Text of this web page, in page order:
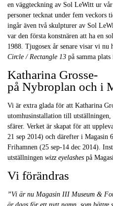
en väggteckning av Sol LeWitt ur
personer tecknat under fem veckors
ingår även två skulpturer av Sol
var den första konstnären att ha en
1988. Tjugosex år senare visar vi nu
Circle / Rectangle 13 på samma
Katharina Grosse-
på Nybroplan och i
Vi är extra glada för att Katharina
utomhusinstallation till
sfärer. Verket är skapat för att
21 sep 2014) och därefter i Magasin
Frihamnen (25 sep-14 dec 2014) .
utställningen wizz eyelashes på
Vi förändras
”Vi är nu Magasin III Museum &